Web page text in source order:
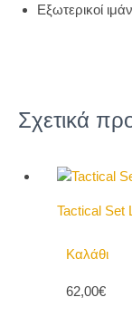
Εξωτερικοί
Σχετικά
Tactical Set
Καλάθι
62,00€